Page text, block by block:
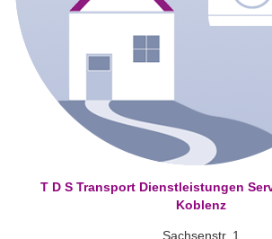
T D S Transport Dienstleistungen
Koblenz
Sachsenstr. 1